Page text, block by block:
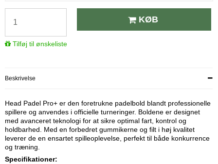
KØB
Tilføj til ønskeliste
Beskrivelse
Head Padel Pro+ er den foretrukne padelbold blandt professionelle
spillere og anvendes i officielle turneringer. Boldene er designet
med avanceret teknologi for at sikre optimal fart, kontrol og
holdbarhed. Med en forbedret gummikerne og filt i høj kvalitet
leverer de en ensartet spilleoplevelse, perfekt til både konkurrence
og træning.
Specifikationer: